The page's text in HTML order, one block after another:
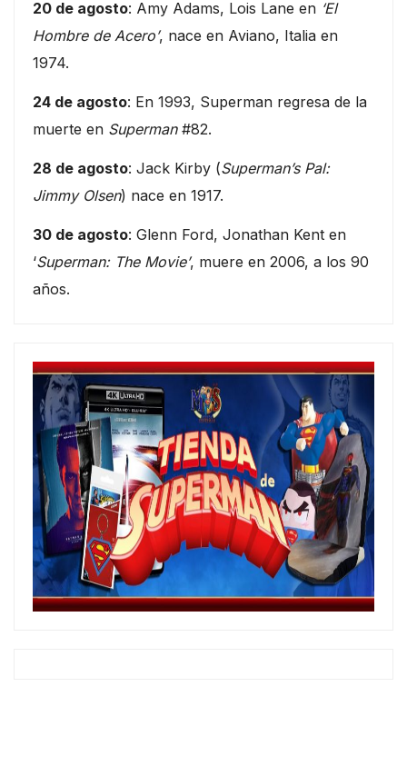
20 de agosto: Amy Adams, Lois Lane en ‘El
Hombre de Acero’, nace en Aviano, Italia en
1974.
24 de agosto: En 1993, Superman regresa de la
muerte en Superman#82.
28 de agosto: Jack Kirby (Superman’s Pal:
Jimmy Olsen) nace en 1917.
30 de agosto: Glenn Ford, Jonathan Kent en
‘Superman: The Movie’, muere en 2006, a los 90
años.